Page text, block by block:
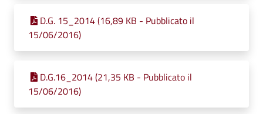
D.G. 15_2014 (16,89 KB - Pubblicato il
15/06/2016)
D.G.16_2014 (21,35 KB - Pubblicato il
15/06/2016)